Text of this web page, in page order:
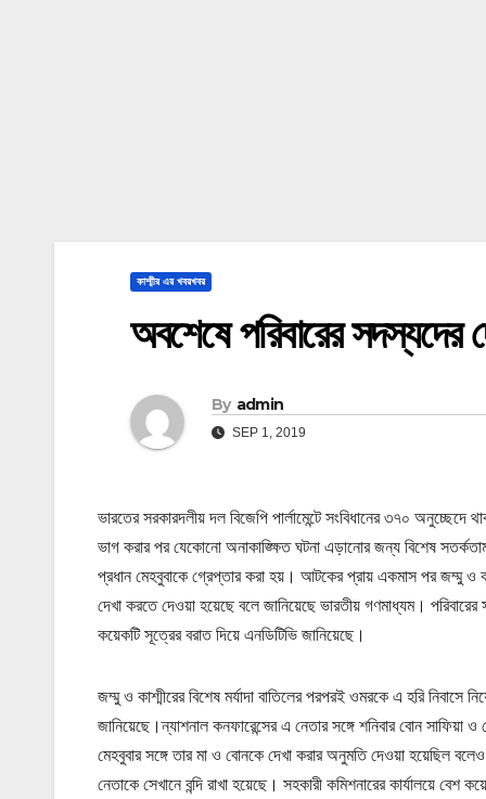
কাশ্মীর এর খবরখবর
অবশেষে পরিবারের সদস্যদের
By admin
SEP 1, 2019
ভারতের সরকারদলীয় দল বিজেপি পার্লামেন্টে সংবিধানের ৩৭০ অনুচ্ছেদে
ভাগ করার পর যেকোনো অনাকাঙ্ক্ষিত ঘটনা এড়ানোর জন্য বিশেষ
প্রধান মেহবুবাকে গ্রেপ্তার করা হয়। আটকের প্রায় একমাস পর জম্মু ও
দেখা করতে দেওয়া হয়েছে বলে জানিয়েছে ভারতীয় গণমাধ্যম।
কয়েকটি সূত্রের বরাত দিয়ে এনডিটিভি জানিয়েছে।
জম্মু ও কাশ্মীরের বিশেষ মর্যাদা বাতিলের পরপরই ওমরকে এ হরি
জানিয়েছে।ন্যাশনাল কনফারেন্সের এ নেতার সঙ্গে শনিবার বোন
মেহবুবার সঙ্গে তার মা ও বোনকে দেখা করার অনুমতি দেওয়া হয়েছিল
নেতাকে সেখানে বন্দি রাখা হয়েছে। সহকারী কমিশনারের কার্যালয়ে